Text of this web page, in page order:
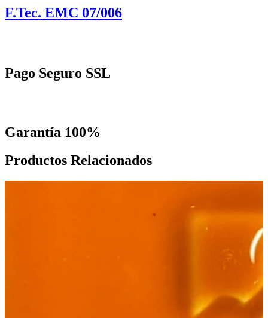
F.Tec. EMC 07/006
Pago Seguro SSL
Garantía 100%
Productos Relacionados